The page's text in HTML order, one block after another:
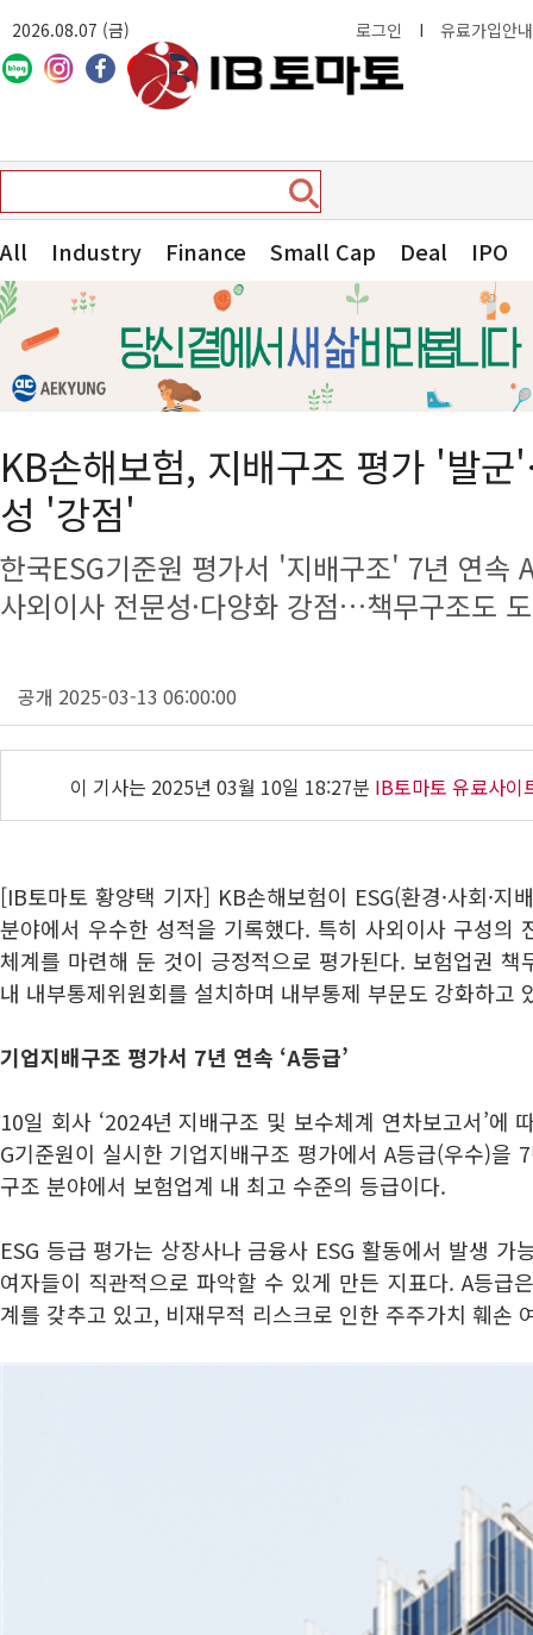
2026.08.07 (금) 로그인 I 유료가입안내
All Industry Finance Small Cap Deal IPO
KB손해보험, 지배구조 평가 '발
성 '강점'
한국ESG기준원 평가서 '지배구조' 7년 연속
사외이사 전문성·다양화 강점…책무구조도
공개 2025-03-13 06:00:00
이 기사는 2025년 03월 10일 18:27분 IB토마토 유료사이
[IB토마토 황양택 기자] KB손해보험이 ESG(환경·사회·지
분야에서 우수한 성적을 기록했다. 특히 사외이사 구성의
체계를 마련해 둔 것이 긍정적으로 평가된다. 보험업권 책
내 내부통제위원회를 설치하며 내부통제 부문도 강화하고
기업지배구조 평가서 7년 연속 ‘A등급’
10일 회사 ‘2024년 지배구조 및 보수체계 연차보고서’에
G기준원이 실시한 기업지배구조 평가에서 A등급(우수)을
구조 분야에서 보험업계 내 최고 수준의 등급이다.
ESG 등급 평가는 상장사나 금융사 ESG 활동에서 발생 가
여자들이 직관적으로 파악할 수 있게 만든 지표다. A등급
계를 갖추고 있고, 비재무적 리스크로 인한 주주가치 훼손